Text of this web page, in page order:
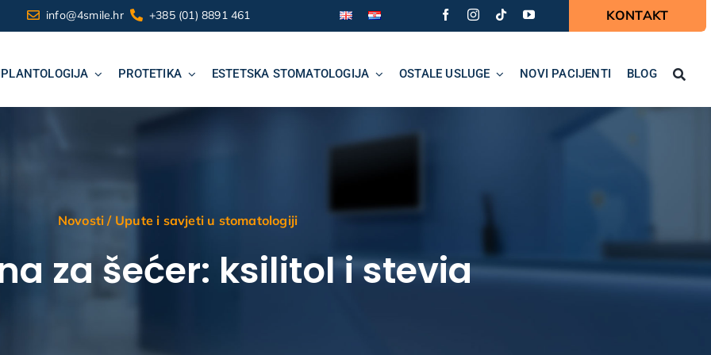
info@4smile.hr +385 (01) 8891 461 KONTAKT
PROTETIKA ESTETSKA STOMATOLOGIJA OSTALE USLUGE NOVI PACIJENTI BLOG
Novosti / Upute i savjeti u stomatologiji
za šećer: ksilitol i stevia